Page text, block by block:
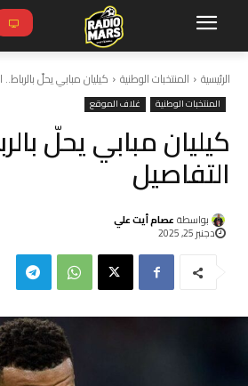
الرئيسية المنتخبات الوطنية كيليان مبابي يحلّ بالرباط..
المنتخبات الوطنية غلاف الموقع
كيليان مبابي يحلّ
التفاصيل
بواسطة عصام أيت علي
دجنبر 25, 2025